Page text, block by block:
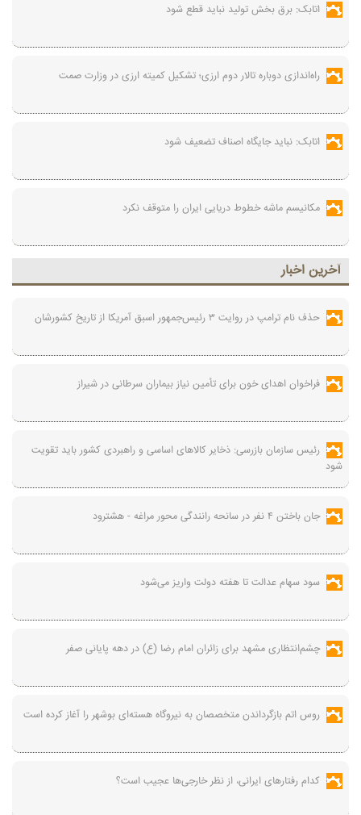
اتابک: برق بخش تولید نباید قطع شود
راه‌اندازی دوباره تالار دوم ارزی؛ تشکیل کمیته ارزی در وزارت صمت
اتابک: نباید جایگاه اصناف تضعیف شود
مکانیسم ماشه خطوط دریایی ایران را متوقف نکرد
آخرين اخبار
حذف نام ترامپ در روایت ۳ رئیس‌جمهور اسبق آمریکا از تاریخ کشورشان
فراخوان اهدای خون برای تأمین نیاز بیماران سرطانی در شیراز
رئیس سازمان بازرسی: ذخایر کالاهای اساسی و راهبردی کشور باید تقویت
شود
جان باختن ۴ نفر در سانحه رانندگی محور مراغه - هشترود
سود سهام عدالت تا هفته دولت واریز می‌شود
چشم‌انتظاری مشهد برای زائران امام رضا (ع) در دهه پایانی صفر
روس اتم بازگرداندن متخصصان به نیروگاه هسته‌ای بوشهر را آغاز کرده است
کدام رفتارهای ایرانی، از نظر خارجی‌ها عجیب است؟